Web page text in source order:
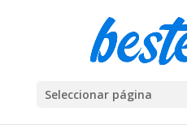
Seleccionar página